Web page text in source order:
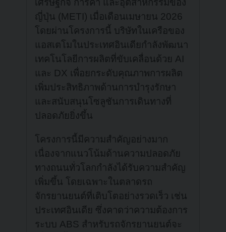
ญี่ปุ่น (METI) เมื่อเดือนเมษายน 2026
โดยผ่านโครงการนี้ บริษัทในเครือของ
แอสเตโมในประเทศอินเดียกำลังพัฒนา
เทคโนโลยีการผลิตที่ขับเคลื่อนด้วย AI
และ DX เพื่อยกระดับคุณภาพการผลิต
เพิ่มประสิทธิภาพด้านการบำรุงรักษา
และสนับสนุนโซลูชันการเดินทางที่
ปลอดภัยยิ่งขึ้น
โครงการนี้มีความสำคัญอย่างมาก
เนื่องจากแนวโน้มด้านความปลอดภัย
ทางถนนทั่วโลกกำลังได้รับความสำคัญ
เพิ่มขึ้น โดยเฉพาะในตลาดรถ
จักรยานยนต์ที่เติบโตอย่างรวดเร็ว เช่น
ประเทศอินเดีย ซึ่งคาดว่าความต้องการ
ระบบ ABS สำหรับรถจักรยานยนต์จะ